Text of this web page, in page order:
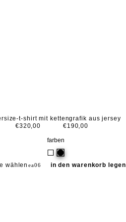
t-shirt mit kettengrafik aus jersey
€320,00
€190,00
farben
wählen in den warenkorb legen